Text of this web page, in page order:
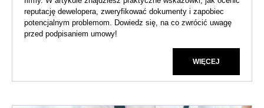
reputację dewelopera, zweryfikować dokumenty i zapobiec
potencjalnym problemom. Dowiedz się, na co zwrócić uwagę
przed podpisaniem umowy!
WIĘCEJ